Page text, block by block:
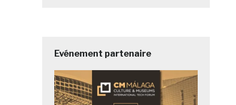
Evénement partenaire